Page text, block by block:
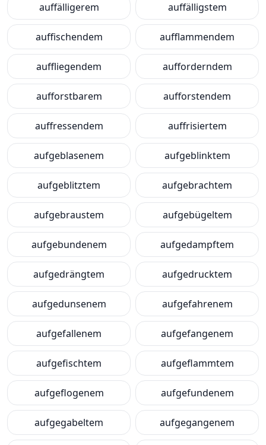
auffälligerem auffälligstem
auffischendem aufflammendem
auffliegendem aufforderndem
aufforstbarem aufforstendem
auffressendem auffrisiertem
aufgeblasenem aufgeblinktem
aufgeblitztem aufgebrachtem
aufgebraustem aufgebügeltem
aufgebundenem aufgedampftem
aufgedrängtem aufgedrucktem
aufgedunsenem aufgefahrenem
aufgefallenem aufgefangenem
aufgefischtem aufgeflammtem
aufgeflogenem aufgefundenem
aufgegabeltem aufgegangenem